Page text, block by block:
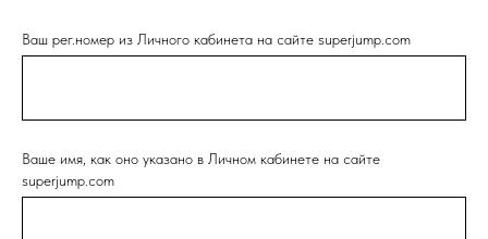
Ваш рег.номер из Личного кабинета на сайте superjump.com
Ваше имя, как оно указано в Личном кабинете на сайте
superjump.com